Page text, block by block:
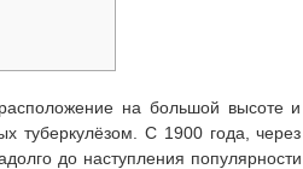
на большой высоте и
туберкулёзом. С 1900 года, через
до наступления популярности